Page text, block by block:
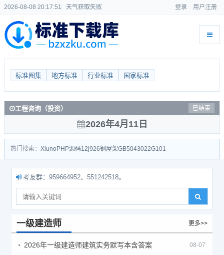
2026-08-08 20:17:51 天气获取失败 登录 用户注册
标准图集 地方标准 行业标准 国家标准
工程咨询（投资） 已结束
2026年4月11日
热门搜索： Xiuno PHP源码12j926钢屋架GB5043022G101
考友群：959664952、551242518。
一级建造师 更多>>
2026年一级建造师建筑实务默写本含答案 08-07